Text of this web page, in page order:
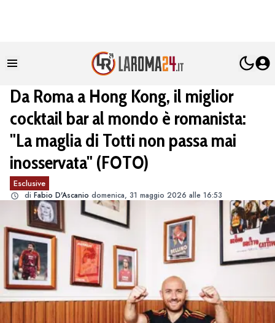
Da Roma a Hong Kong, il miglior
cocktail bar al mondo è romanista:
"La maglia di Totti non passa mai
inosservata" (FOTO)
Esclusive
di Fabio D'Ascanio domenica, 31 maggio 2026 alle 16:53